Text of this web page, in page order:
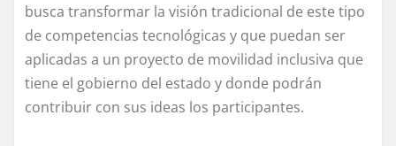
busca transformar la visión tradicional de este tipo
de competencias tecnológicas y que puedan ser
aplicadas a un proyecto de movilidad inclusiva que
tiene el gobierno del estado y donde podrán
contribuir con sus ideas los participantes.